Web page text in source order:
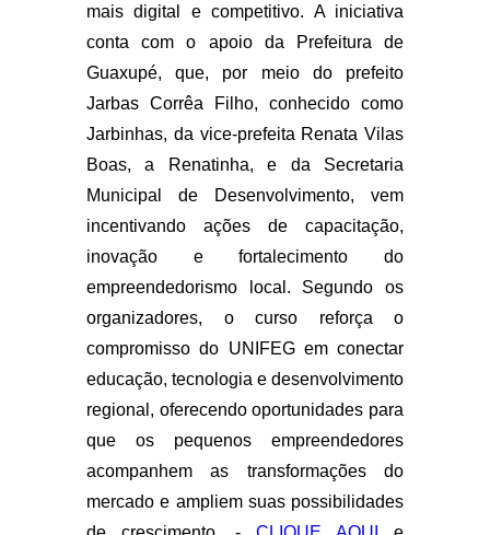
mais digital e competitivo. A iniciativa
conta com o apoio da
Prefeitura de
Guaxupé, que, por meio do prefeito
Jarbas Corrêa Filho, conhecido como
Jarbinhas, da vice-prefeita Renata Vilas
Boas, a Renatinha, e da Secretaria
Municipal de Desenvolvimento, vem
incentivando ações de capacitação,
inovação e fortalecimento do
empreendedorismo local. Segundo os
organizadores, o curso reforça o
compromisso do UNIFEG em conectar
educação, tecnologia e desenvolvimento
regional, oferecendo oportunidades para
que os pequenos empreendedores
acompanhem as transformações do
mercado e ampliem suas possibilidades